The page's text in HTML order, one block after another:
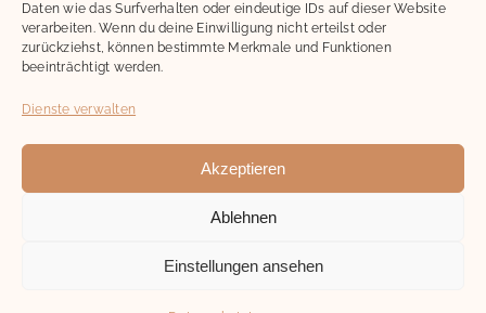
Daten wie das Surfverhalten oder eindeutige IDs auf dieser Website
verarbeiten. Wenn du deine Einwilligung nicht erteilst oder
zurückziehst, können bestimmte Merkmale und Funktionen
beeinträchtigt werden.
Dienste verwalten
Akzeptieren
Ablehnen
Einstellungen ansehen